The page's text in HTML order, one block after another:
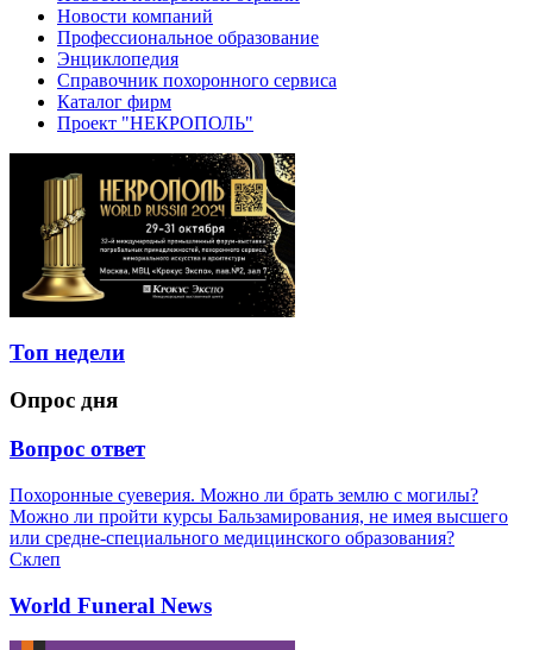
Новости компаний
Профессиональное образование
Энциклопедия
Справочник похоронного сервиса
Каталог фирм
Проект "НЕКРОПОЛЬ"
Топ недели
Опрос дня
Вопрос ответ
Похоронные суеверия. Можно ли брать землю с могилы?
Можно ли пройти курсы Бальзамирования, не имея высшего
или средне-специального медицинского образования?
Склеп
World Funeral News